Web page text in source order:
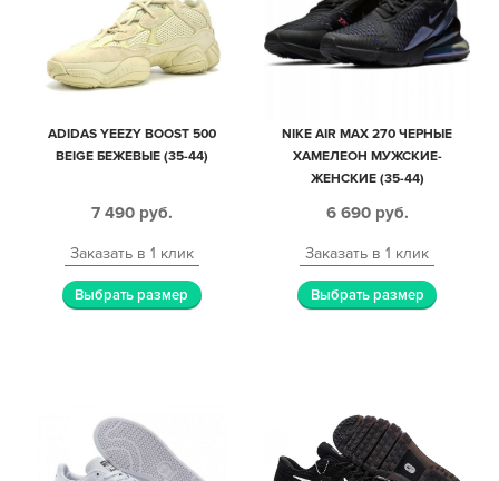
ADIDAS YEEZY BOOST 500
BEIGE БЕЖЕВЫЕ (35-44)
7 490 руб.
Заказать в 1 клик
Выбрать размер
NIKE AIR MAX 270 ЧЕРНЫЕ
ХАМЕЛЕОН МУЖСКИЕ-
ЖЕНСКИЕ (35-44)
6 690 руб.
Заказать в 1 клик
Выбрать размер